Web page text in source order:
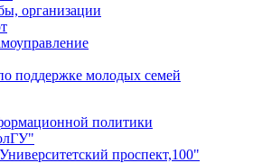
организации
поддержке молодых семей
политики
проспект,100"